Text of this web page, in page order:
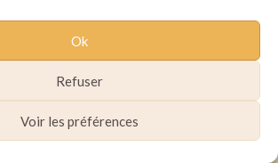
Ok
Refuser
Voir les préférences